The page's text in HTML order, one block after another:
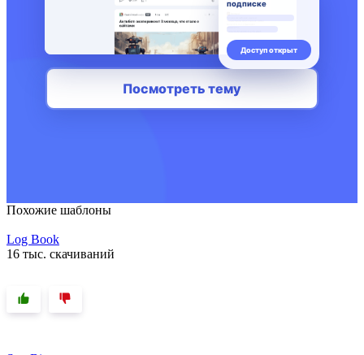
Похожие шаблоны
Log Book
16 тыс. скачиваний